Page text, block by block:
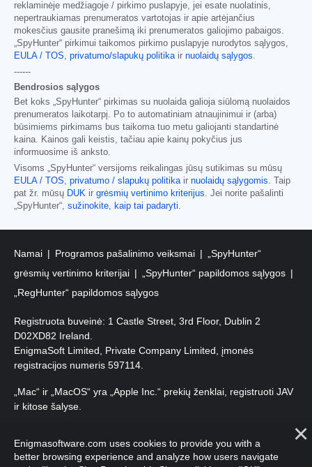
reklaminėje medžiagoje / pirkimo puslapyje, jei esate nuolatinis,
nepertraukiamas prenumeratos vartotojas ir apie artėjančius
mokesčius gausite pranešimą iki prenumeratos galiojimo pabaigos.
„SpyHunter“ pirkimui taikomos pirkimo puslapyje nurodytos sąlygos,
EULA / TOS, privatumo/slapukų politikair nuolaidų sąlygos.
------
Bendrosios sąlygos
Bet koks „SpyHunter“ pirkimas su nuolaida galioja siūlomą nuolaidos
prenumeratos laikotarpį. Po to automatiniam atnaujinimui ir (arba)
būsimiems pirkimams bus taikoma tuo metu galiojanti standartinė
kaina. Kainos gali keistis, tačiau apie kainų pokyčius jus
informuosime iš anksto.
Visoms „SpyHunter“ versijoms reikalingas jūsų sutikimas su mūsų
EULA / TOS, privatumo / slapukų politikair nuolaidų sąlygomis. Taip
pat žr. mūsų DUK ir grėsmių vertinimo kriterijus. Jei norite pašalinti
„SpyHunter“, sužinokite, kaip tai padaryti.
Namai Programos pašalinimo veiksmai
„SpyHunter“
grėsmių vertinimo kriterijai
„SpyHunter“ papildomos sąlygos
„RegHunter“ papildomos sąlygos
Registruota buveinė: 1 Castle Street, 3rd Floor, Dublin 2
D02XD82 Ireland.
EnigmaSoft Limited, Private Company Limited, įmonės
registracijos numeris 597114.
„Mac“ ir „MacOS“ yra „Apple Inc.“ prekių ženklai, registruoti JAV
ir kitose šalyse.
saugomos.
Enigmasoftware.com uses cookies to provide you with a
better browsing experience and analyze how users navigate